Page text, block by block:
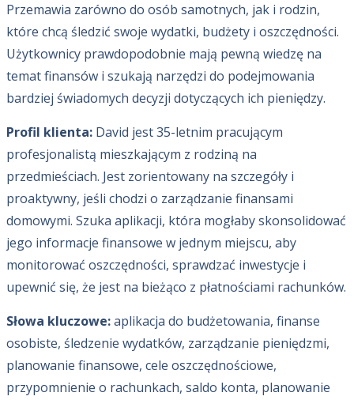
Przemawia zarówno do osób samotnych, jak i rodzin,
które chcą śledzić swoje wydatki, budżety i oszczędności.
Użytkownicy prawdopodobnie mają pewną wiedzę na
temat finansów i szukają narzędzi do podejmowania
bardziej świadomych decyzji dotyczących ich pieniędzy.
Profil klienta:David jest 35-letnim pracującym
profesjonalistą mieszkającym z rodziną na
przedmieściach. Jest zorientowany na szczegóły i
proaktywny, jeśli chodzi o zarządzanie finansami
domowymi. Szuka aplikacji, która mogłaby skonsolidować
jego informacje finansowe w jednym miejscu, aby
monitorować oszczędności, sprawdzać inwestycje i
upewnić się, że jest na bieżąco z płatnościami rachunków.
Słowa kluczowe:aplikacja do budżetowania, finanse
osobiste, śledzenie wydatków, zarządzanie pieniędzmi,
planowanie finansowe, cele oszczędnościowe,
przypomnienie o rachunkach, saldo konta, planowanie